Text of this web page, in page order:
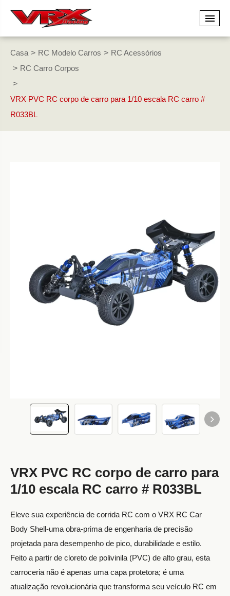
Casa RC Modelo Carros
RC Acessórios
RC Carro Corpos
VRX PVC RC corpo de carro para 1/10 escala RC carro #
R033BL
VRX PVC RC corpo de carro para
1/10 escala RC carro # R033BL
Eleve sua experiência de corrida RC com o VRX RC Car
Body Shell-uma obra-prima de engenharia de precisão
projetada para desempenho de pico, durabilidade e estilo.
Feito a partir de cloreto de polivinila (PVC) de alto grau, esta
carroceria não é apenas uma capa protetora; é uma
atualização revolucionária que transforma seu veículo RC em